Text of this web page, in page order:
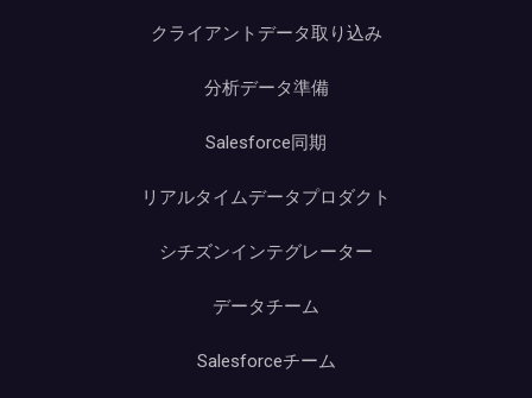
クライアントデータ取り込み
分析データ準備
Salesforce同期
リアルタイムデータプロダクト
シチズンインテグレーター
データチーム
Salesforceチーム